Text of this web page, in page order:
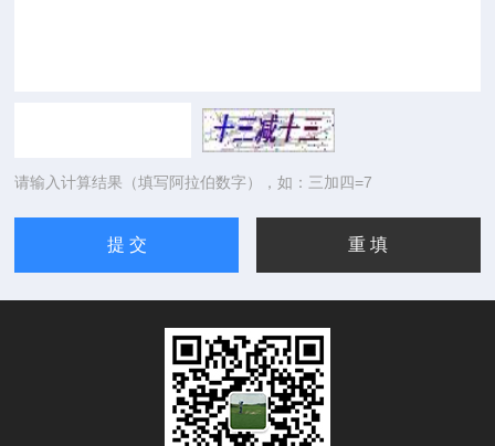
请输入计算结果（填写阿拉伯数字），如：三加四=7